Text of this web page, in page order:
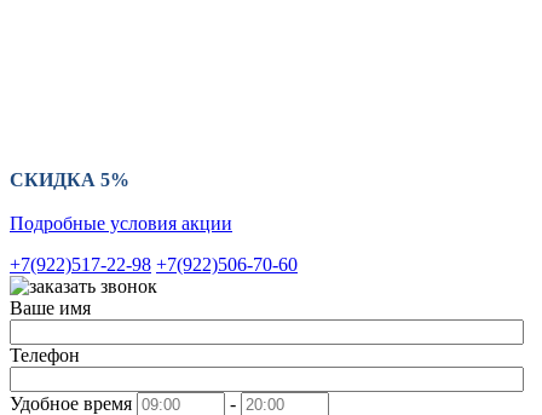
СКИДКА 5%
Подробные условия акции
+7(922)517-22-98 +7(922)506-70-60
Ваше имя
Телефон
Удобное время
-